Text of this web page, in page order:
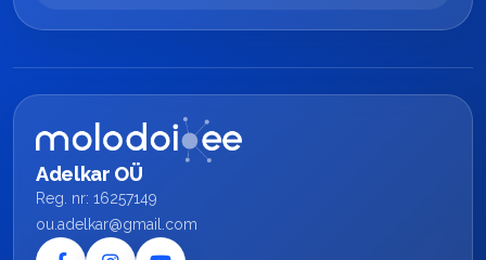
Adelkar OÜ
Reg. nr: 16257149
ou.adelkar@gmail.com